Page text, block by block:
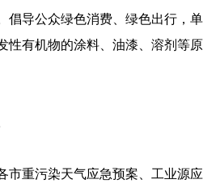
倡导公众绿色消费、绿色出行，单
性有机物的涂料、油漆、溶剂等原
市重污染天气应急预案、工业源应